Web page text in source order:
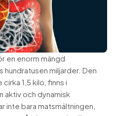
en enorm mängd
miljarder. Den
1,5 kilo, finns i
aktiv och dynamisk
inte bara matsmältningen,